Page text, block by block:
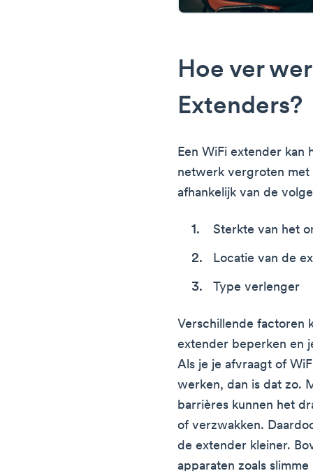
Hoe ver
Extenders?
Een WiFi extender kan
netwerk vergroten
afhankelijk van de
Sterkte van het
Locatie van de
Type verlenger
Verschillende factoren
extender beperken en
Als je je afvraagt of
werken, dan is dat zo.
barrières kunnen het
of verzwakken.
de extender kleiner.
apparaten zoals